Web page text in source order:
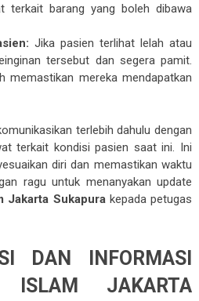
terkait barang yang boleh dibawa
Jika pasien terlihat lelah atau
tersebut dan segera pamit.
memastikan mereka mendapatkan
terlebih dahulu dengan
terkait kondisi pasien saat ini. Ini
diri dan memastikan waktu
ragu untuk menanyakan update
Jakarta Sukapurakepada petugas
DAN INFORMASI
ISLAM JAKARTA